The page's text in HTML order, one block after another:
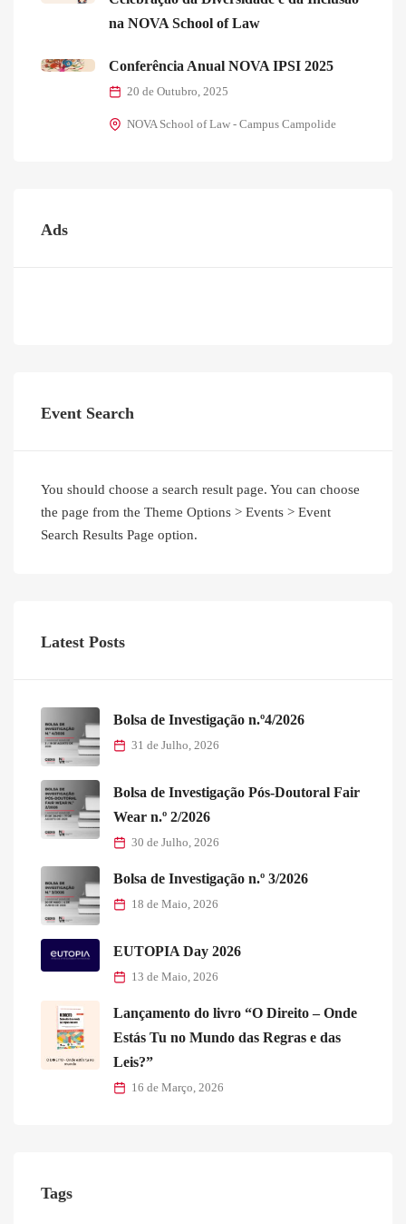
na NOVA School of Law
Conferência Anual NOVA IPSI 2025
20 de Outubro, 2025
NOVA School of Law - Campus Campolide
Ads
Event Search
You should choose a search result page. You can choose
the page from the Theme Options > Events > Event
Search Results Page option.
Latest Posts
Bolsa de Investigação n.º4/2026
31 de Julho, 2026
Bolsa de Investigação Pós-Doutoral Fair
Wear n.º 2/2026
30 de Julho, 2026
Bolsa de Investigação n.º 3/2026
18 de Maio, 2026
EUTOPIA Day 2026
13 de Maio, 2026
Lançamento do livro “O Direito – Onde
Estás Tu no Mundo das Regras e das
Leis?”
16 de Março, 2026
Tags